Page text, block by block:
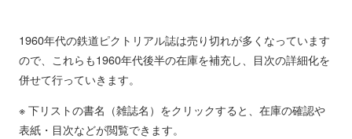
1960年代の鉄道ピクトリアル誌は売り切れが多くなっています
ので、これらも1960年代後半の在庫を補充し、目次の詳細化を
併せて行っていきます。
※ 下リストの書名（雑誌名）をクリックすると、在庫の確認や
表紙・目次などが閲覧できます。